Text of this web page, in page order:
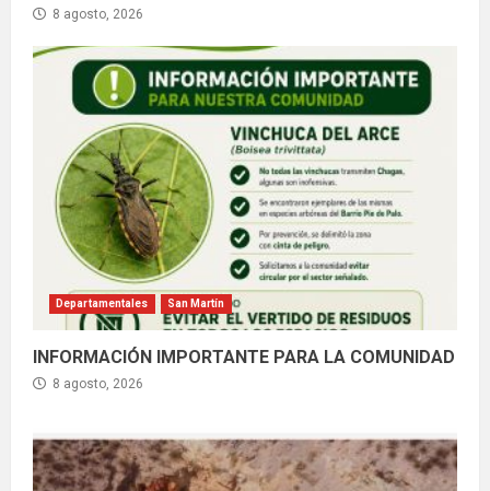
8 agosto, 2026
Departamentales San Martín
INFORMACIÓN IMPORTANTE PARA LA COMUNIDAD
8 agosto, 2026